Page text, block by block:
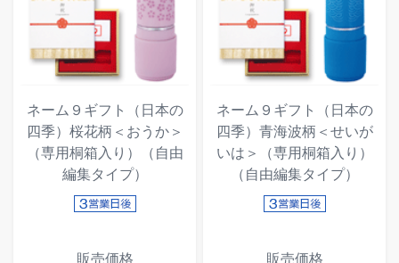
ネーム９ギフト（日本の
四季）桜花柄＜おうか＞
（専用桐箱入り）（自由
編集タイプ）
販売価格
ネーム９ギフト（日本の
四季）青海波柄＜せいが
いは＞（専用桐箱入り）
（自由編集タイプ）
販売価格